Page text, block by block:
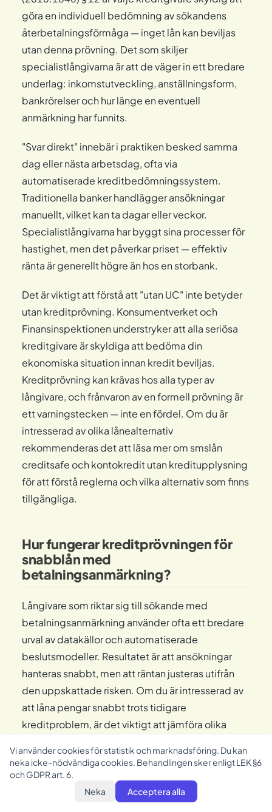
Vi använder cookies för statistik och marknadsföring. Du kan
neka icke-nödvändiga cookies. Behandlingen sker enligt LEK §6
och GDPR art. 6.
Neka
Acceptera alla
göra en individuell bedömning av sökandens
återbetalningsförmåga — inget lån kan beviljas
utan denna prövning. Det som skiljer
specialistlångivarna är att de väger in ett bredare
underlag: inkomstutveckling, anställningsform,
bankrörelser och hur länge en eventuell
anmärkning har funnits.
"Svar direkt" innebär i praktiken besked samma
dag eller nästa arbetsdag, ofta via
automatiserade kreditbedömningssystem.
Traditionella banker handlägger ansökningar
manuellt, vilket kan ta dagar eller veckor.
Specialistlångivarna har byggt sina processer för
hastighet, men det påverkar priset — effektiv
ränta är generellt högre än hos en storbank.
Det är viktigt att förstå att "utan UC" inte betyder
utan kreditprövning. Konsumentverket och
Finansinspektionen understryker att alla seriösa
kreditgivare är skyldiga att bedöma din
ekonomiska situation innan kredit beviljas.
Kreditprövning kan krävas hos alla typer av
långivare, och frånvaron av en formell prövning är
ett varningstecken — inte en fördel. Om du är
intresserad av olika lånealternativ
rekommenderas det att läsa mer om smslån
creditsafe och kontokredit utan kreditupplysning
för att förstå reglerna och vilka alternativ som finns
tillgängliga.
Hur fungerar kreditprövningen för
snabblån med
betalningsanmärkning?
Långivare som riktar sig till sökande med
betalningsanmärkning använder ofta ett bredare
urval av datakällor och automatiserade
beslutsmodeller. Resultatet är att ansökningar
hanteras snabbt, men att räntan justeras utifrån
den uppskattade risken. Om du är intresserad av
att låna pengar snabbt trots tidigare
kreditproblem, är det viktigt att jämföra olika
erbjudandet för din situation.
Vad tittar dessa långivare på?